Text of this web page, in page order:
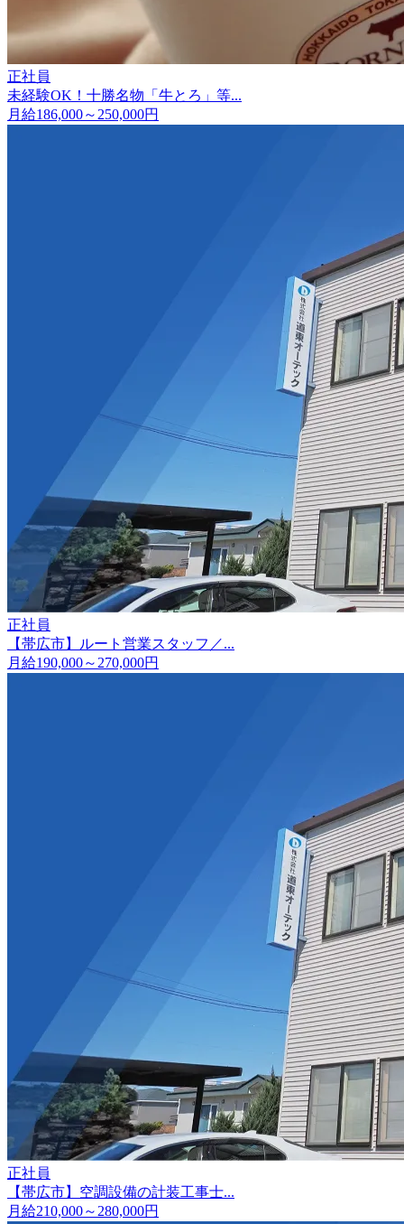
正社員
未経験OK！十勝名物「牛とろ」等...
月給186,000～250,000円
正社員
【帯広市】ルート営業スタッフ／...
月給190,000～270,000円
正社員
【帯広市】空調設備の計装工事士...
月給210,000～280,000円